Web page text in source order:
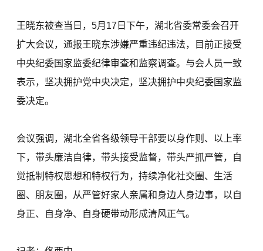
王晓东被查当日，5月17日下午，湖北省委常委会召开
扩大会议，通报王晓东涉嫌严重违纪违法，目前正接受
中央纪委国家监委纪律审查和监察调查。与会人员一致
表示，坚决拥护党中央决定，坚决拥护中央纪委国家监
委决定。
会议强调，湖北全省各级领导干部要以身作则、以上率
下，带头廉洁自律，带头接受监督，带头严抓严管，自
觉抵制特权思想和特权行为，持续净化社交圈、生活
圈、朋友圈，从严管好家人亲属和身边人身边事，以自
身正、自身净、自身硬带动形成清风正气。